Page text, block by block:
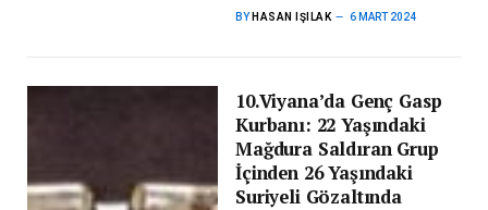
BY HASAN IŞILAK 6 MART 2024
10.Viyana’da Genç Gasp
Kurbanı: 22 Yaşındaki
Mağdura Saldıran Grup
İçinden 26 Yaşındaki
Suriyeli Gözaltında